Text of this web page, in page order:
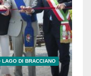
LAGO DI BRACCIANO